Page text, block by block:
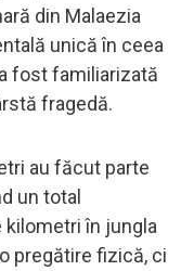
din Malaezia
unică în ceea
fost familiarizată
fragedă.
au făcut parte
un total
în jungla
pregătire fizică, ci